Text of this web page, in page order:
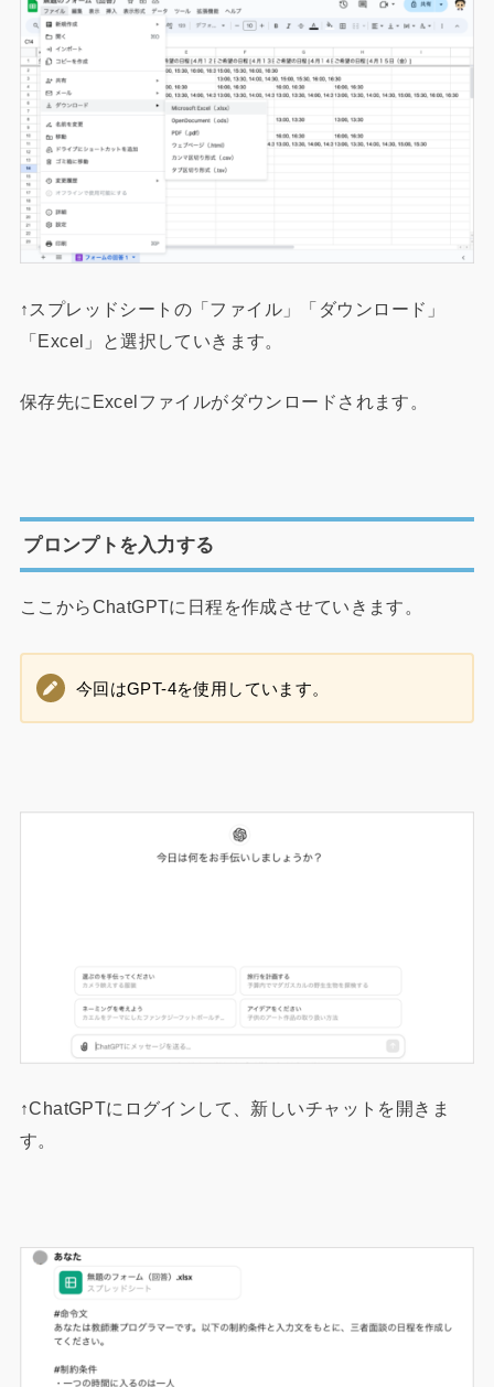
↑スプレッドシートの「ファイル」「ダウンロード」
「Excel」と選択していきます。
保存先にExcelファイルがダウンロードされます。
プロンプトを入力する
ここからChatGPTに日程を作成させていきます。
今回はGPT-4を使用しています。
↑ChatGPTにログインして、新しいチャットを開きま
す。